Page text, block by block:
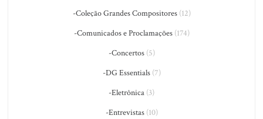
-Coleção Grandes Compositores(12)
-Comunicados e Proclamações(174)
-Concertos(5)
-DG Essentials(7)
-Eletrônica (3)
-Entrevistas(10)